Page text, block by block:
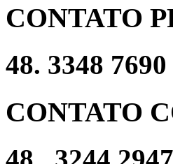
CONTATO
48. 3348 7690
CONTATO